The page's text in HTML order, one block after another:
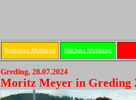
Vorherige Meldung Nächste Meldung
Greding, 28.07.2024
Moritz Meyer in Greding